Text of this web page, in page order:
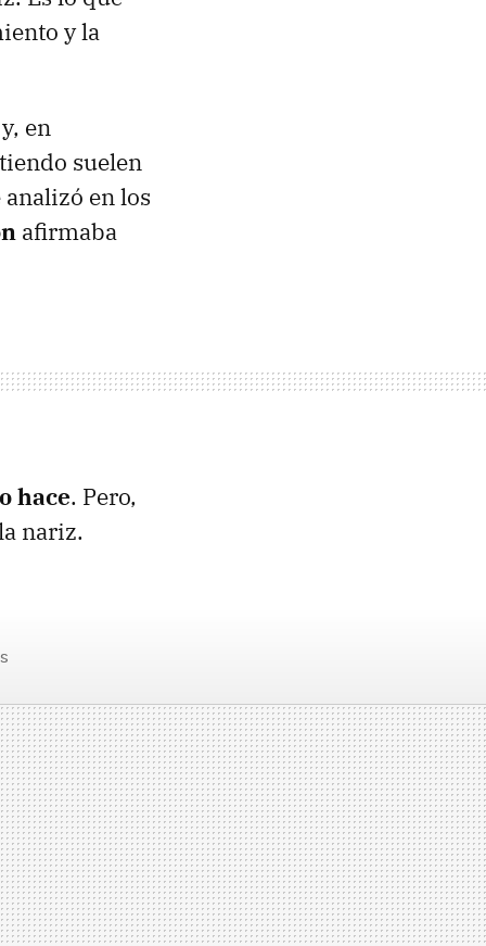
y la
en
suelen
en los
afirmaba
hace. Pero,
nariz.